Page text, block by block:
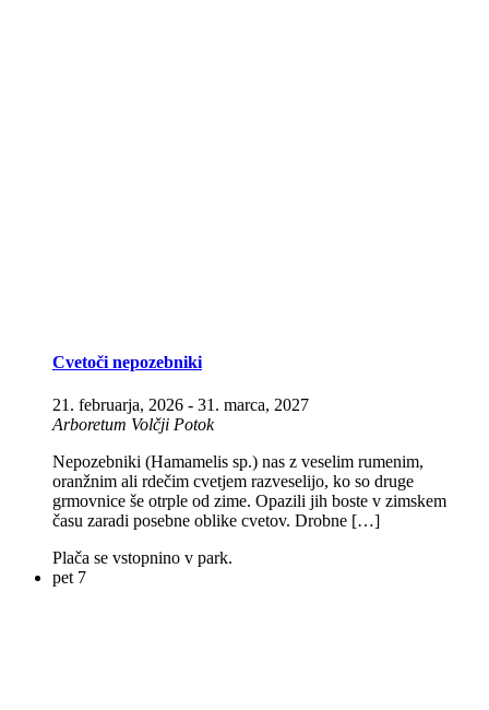
Cvetoči nepozebniki
21. februarja, 2026 - 31. marca, 2027
Arboretum Volčji Potok
Nepozebniki (Hamamelis sp.) nas z veselim rumenim,
oranžnim ali rdečim cvetjem razveselijo, ko so druge
grmovnice še otrple od zime. Opazili jih boste v zimskem
času zaradi posebne oblike cvetov. Drobne […]
Plača se vstopnino v park.
pet 7